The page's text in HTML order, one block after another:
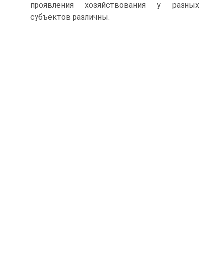
проявления хозяйствования у разных
субъектов различны.